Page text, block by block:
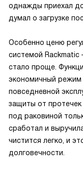
однажды приехал
думал о загрузке
Особенно ценю
системой
стало проще.
экономичный режим
повседневной
защиты от
под раковиной
сработал и
чистится легко, и
долговечности.